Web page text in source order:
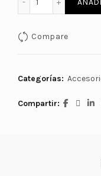
Compare
Categorías:
Compartir